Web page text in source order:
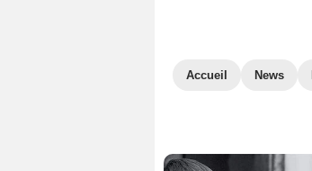
Accueil News